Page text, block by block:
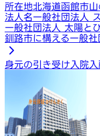
所在地北海道函館市
法人名一般社団法人
一般社団法人 太陽と
釧路市に構える一般社
身元の引き受け 入院